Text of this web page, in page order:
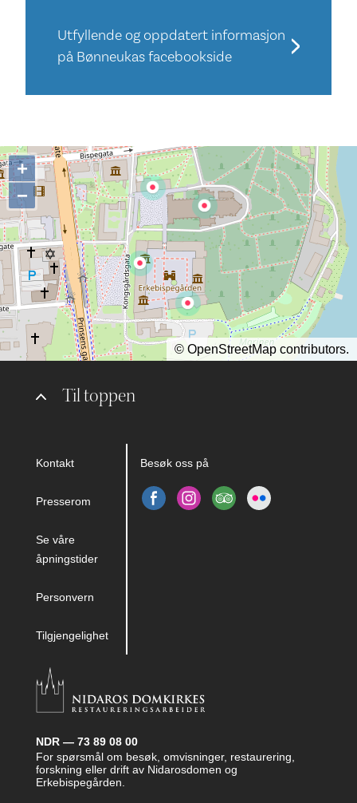
Utfyllende og oppdatert informasjon
på Bønneukas facebookside
Til toppen
Kontakt
Presserom
Se våre
åpningstider
Personvern
Tilgjengelighet
Besøk oss på
NDR — 73 89 08 00
For spørsmål om besøk, omvisninger, restaurering,
forskning eller drift av Nidarosdomen og
Erkebispegården.
+
−
© OpenStreetMap contributors.